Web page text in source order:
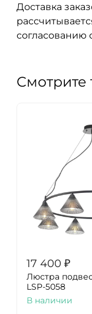
Доставка
Смотрите
17 400 ₽
Люстра
LSP-5058
В наличии